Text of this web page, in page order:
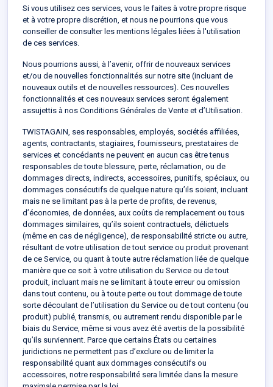
Si vous utilisez ces services, vous le faites à votre propre risque
et à votre propre discrétion, et nous ne pourrions que vous
conseiller de consulter les mentions légales liées à l'utilisation
de ces services.
Nous pourrions aussi, à l’avenir, offrir de nouveaux services
et/ou de nouvelles fonctionnalités sur notre site (incluant de
nouveaux outils et de nouvelles ressources). Ces nouvelles
fonctionnalités et ces nouveaux services seront également
assujettis à nos Conditions Générales de Vente et d’Utilisation.
TWISTAGAIN, ses responsables, employés, sociétés affiliées,
agents, contractants, stagiaires, fournisseurs, prestataires de
services et concédants ne peuvent en aucun cas être tenus
responsables de toute blessure, perte, réclamation, ou de
dommages directs, indirects, accessoires, punitifs, spéciaux, ou
dommages consécutifs de quelque nature qu’ils soient, incluant
mais ne se limitant pas à la perte de profits, de revenus,
d’économies, de données, aux coûts de remplacement ou tous
dommages similaires, qu’ils soient contractuels, délictuels
(même en cas de négligence), de responsabilité stricte ou autre,
résultant de votre utilisation de tout service ou produit provenant
de ce Service, ou quant à toute autre réclamation liée de quelque
manière que ce soit à votre utilisation du Service ou de tout
produit, incluant mais ne se limitant à toute erreur ou omission
dans tout contenu, ou à toute perte ou tout dommage de toute
sorte découlant de l’utilisation du Service ou de tout contenu (ou
produit) publié, transmis, ou autrement rendu disponible par le
biais du Service, même si vous avez été avertis de la possibilité
qu’ils surviennent. Parce que certains États ou certaines
juridictions ne permettent pas d’exclure ou de limiter la
responsabilité quant aux dommages consécutifs ou
accessoires, notre responsabilité sera limitée dans la mesure